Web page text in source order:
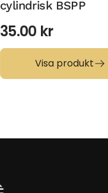
cylindrisk BSPP
35.00 kr
Visa produkt